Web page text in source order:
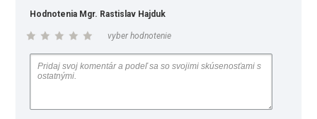
Hodnotenia Mgr. Rastislav Hajduk
vyber hodnotenie